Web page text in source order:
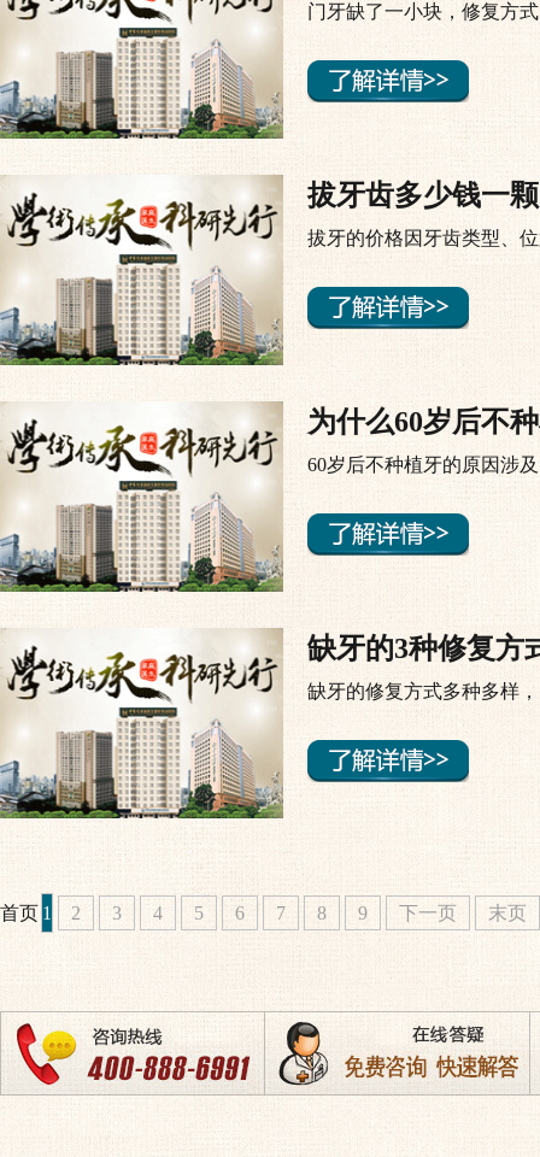
门牙缺了一小块，修复方
拔牙齿多少钱一颗
拔牙的价格因牙齿类型、
为什么60岁后不
60岁后不种植牙的原因涉
缺牙的3种修复方
缺牙的修复方式多种多样
首页 1 2 3 4 5 6 7 8 9 下一页 末页